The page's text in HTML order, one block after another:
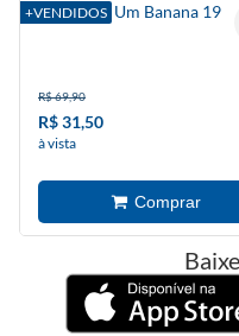
+VENDIDOS
Diário De Um Banana 19
R$ 69,90
R$ 31,50
à vista